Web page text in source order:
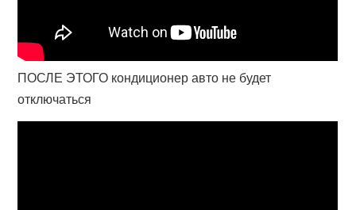
ПОСЛЕ ЭТОГО кондиционер авто не будет
отключаться